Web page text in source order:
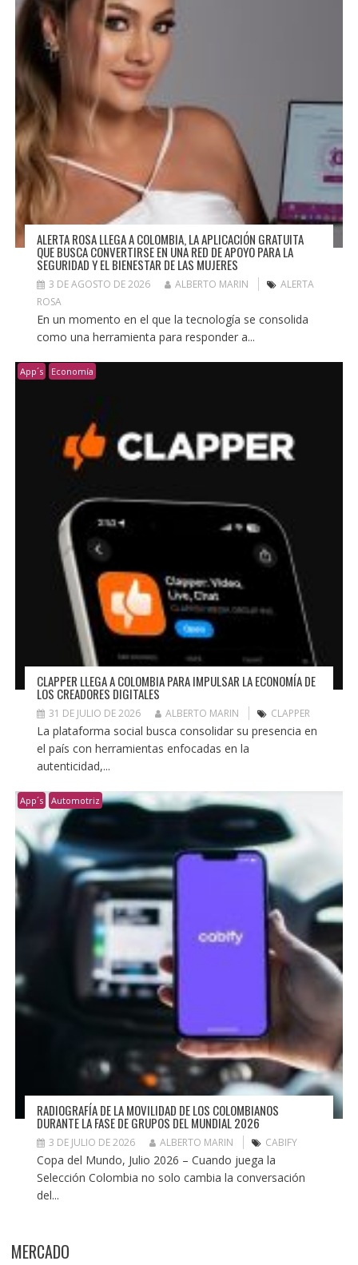
ALERTA ROSA LLEGA A COLOMBIA, LA APLICACIÓN GRATUITA
QUE BUSCA CONVERTIRSE EN UNA RED DE APOYO PARA LA
SEGURIDAD Y EL BIENESTAR DE LAS MUJERES
3 DE AGOSTO DE 2026 ALBERTO MARIN
ALERTA
ROSA
En un momento en el que la tecnología se consolida
como una herramienta para responder a...
App´s Economía
CLAPPER LLEGA A COLOMBIA PARA IMPULSAR LA ECONOMÍA DE
LOS CREADORES DIGITALES
31 DE JULIO DE 2026 ALBERTO MARIN CLAPPER
La plataforma social busca consolidar su presencia en
el país con herramientas enfocadas en la
autenticidad,...
App´s Automotriz
RADIOGRAFÍA DE LA MOVILIDAD DE LOS COLOMBIANOS
DURANTE LA FASE DE GRUPOS DEL MUNDIAL 2026
3 DE JULIO DE 2026 ALBERTO MARIN CABIFY
Copa del Mundo, Julio 2026 – Cuando juega la
Selección Colombia no solo cambia la conversación
del...
MERCADO